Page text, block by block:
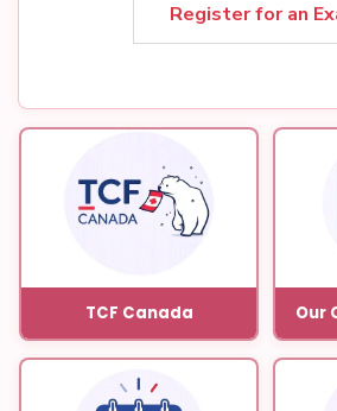
Register for an
TCF Canada Our